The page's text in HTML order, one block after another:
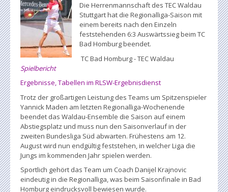
Die Herrenmannschaft des TEC Waldau
Stuttgart hat die Regionalliga-Saison mit
einem bereits nach den Einzeln
feststehenden 6:3 Auswärtssieg beim TC
Bad Homburg beendet.
TC Bad Homburg - TEC Waldau
Spielbericht
Ergebnisse, Tabellen im RLSW-Ergebnisdienst
Trotz der großartigen Leistung des Teams um Spitzenspieler
Yannick Maden am letzten Regionalliga-Wochenende
beendet das Waldau-Ensemble die Saison auf einem
Abstiegsplatz und muss nun den Saisonverlauf in der
zweiten Bundesliga Süd abwarten. Frühestens am 12.
August wird nun endgültig feststehen, in welcher Liga die
Jungs im kommenden Jahr spielen werden.
Sportlich gehört das Team um Coach Danijel Krajnovic
eindeutig in die Regionalliga, was beim Saisonfinale in Bad
Homburg eindrucksvoll bewiesen wurde.